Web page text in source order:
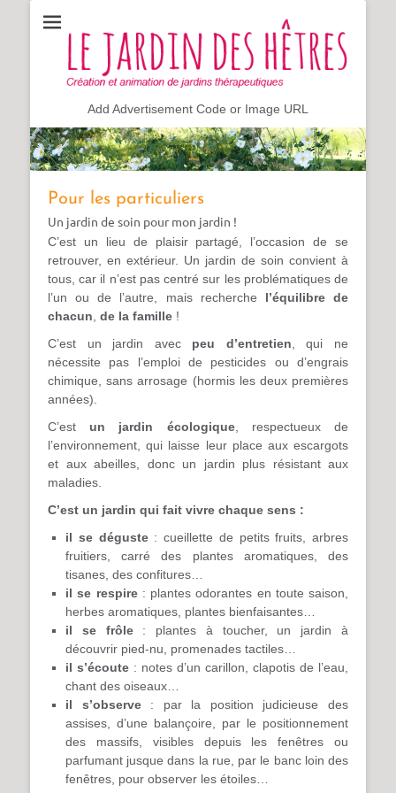
Le jardin des hêtres
Création et animation de jardin sensoriel & thérapeutique,
hortithérapie
Add Advertisement Code or Image URL
Pour les particuliers
Un jardin de soin pour mon jardin !
C’est un lieu de plaisir partagé, l’occasion de se
retrouver, en extérieur. Un jardin de soin convient à
tous, car il n’est pas centré sur les problématiques de
l’un ou de l’autre, mais recherche l’équilibre de
chacun de la famille !
C’est un jardin avec peu d’entretien , qui ne
nécessite pas l’emploi de pesticides ou d’engrais
chimique, sans arrosage (hormis les deux premières
années).
C’est un jardin écologique, respectueux de
l’environnement, qui laisse leur place aux escargots
et aux abeilles, donc un jardin plus résistant aux
maladies.
C’est un jardin qui fait vivre chaque sens :
il se déguste: cueillette de petits fruits, arbres
fruitiers, carré des plantes aromatiques, des
tisanes, des confitures…
il se respire: plantes odorantes en toute saison,
herbes aromatiques, plantes bienfaisantes…
il
se frôle: plantes à toucher, un jardin à
découvrir pied-nu, promenades tactiles…
il s’écoute : notes d’un carillon, clapotis de l’eau,
chant des oiseaux…
il s’observe: par la position judicieuse des
assises, d’une balançoire, par le positionnement
des massifs, visibles depuis les fenêtres ou
parfumant jusque dans la rue, par le banc loin des
fenêtres, pour observer les étoiles…